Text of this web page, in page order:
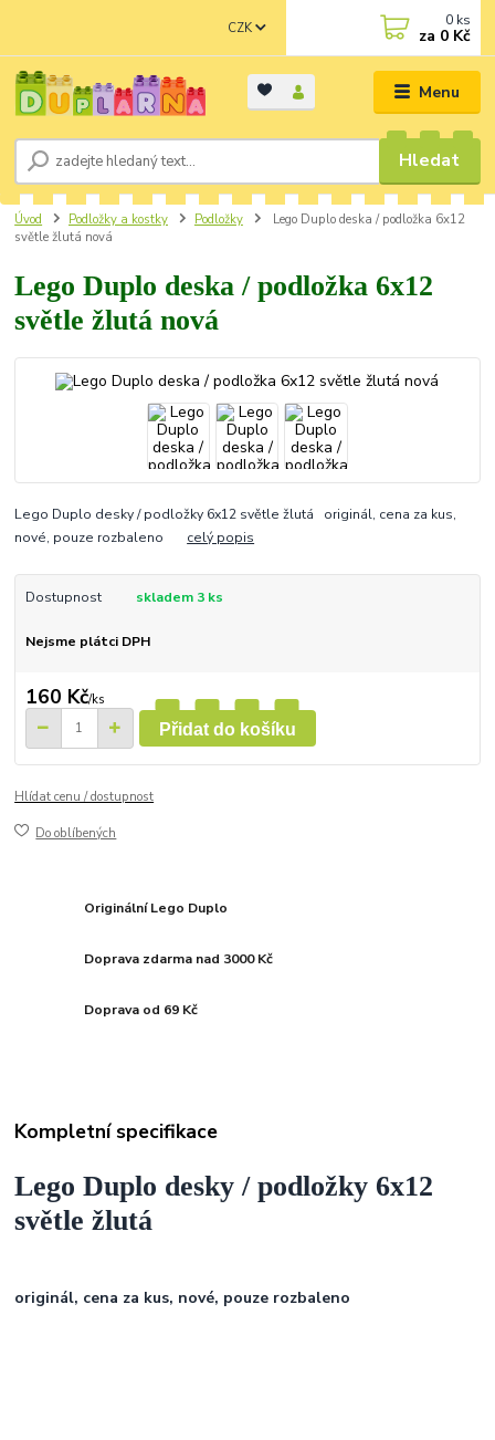
Menu
CZK
Hledat
0 ks
za 0 Kč
Úvod Podložky a kostky Podložky
Lego Duplo deska / podložka 6x12
světle žlutá nová
Lego Duplo deska / podložka 6x12
světle žlutá nová
Lego Duplo desky / podložky 6x12 světle žlutá originál, cena za kus,
nové, pouze rozbaleno celý popis
Dostupnost skladem 3 ks
Nejsme plátci DPH
160 Kč/ks
Přidat do košíku
Hlídat cenu / dostupnost
Do oblíbených
Originální Lego Duplo
Doprava zdarma nad 3000 Kč
Doprava od 69 Kč
Kompletní specifikace
Lego Duplo desky / podložky 6x12
světle žlutá
originál, cena za kus, nové, pouze rozbaleno